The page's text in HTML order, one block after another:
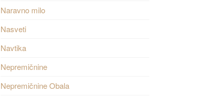
Naravno milo
Nasveti
Navtika
Nepremičnine
Nepremičnine Obala